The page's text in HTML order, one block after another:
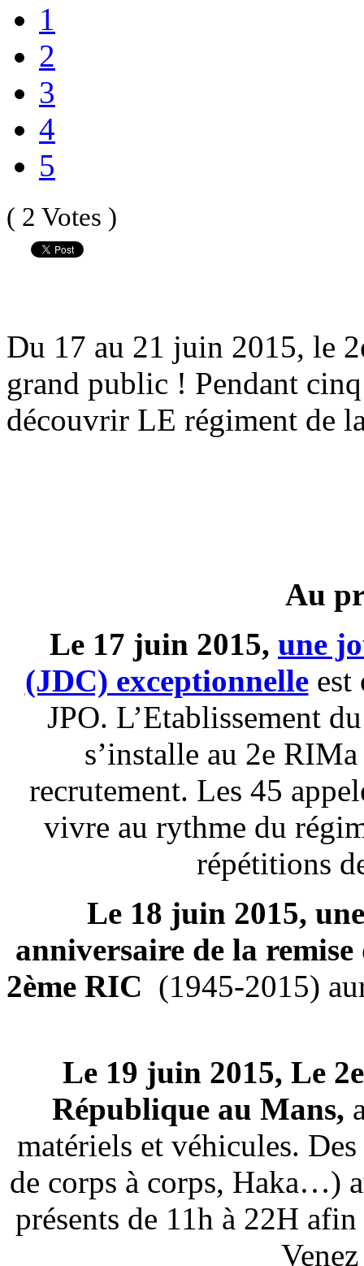
1
2
3
4
5
( 2 Votes )
Du 17 au 21 juin 2015, le
grand public ! Pendant
découvrir LE régiment de
Au
Le 17 juin 2015, une
(JDC) exceptionnelleest
JPO. L’Etablissement
s’installe au 2e
recrutement. Les 45
vivre au rythme du
répétitions
Le 18 juin 2015,
anniversaire de la
2ème RIC (1945-2015)
Le 19 juin 2015, Le
République au Mans,
matériels et véhicules.
de corps à corps, Haka…)
présents de 11h à 22H